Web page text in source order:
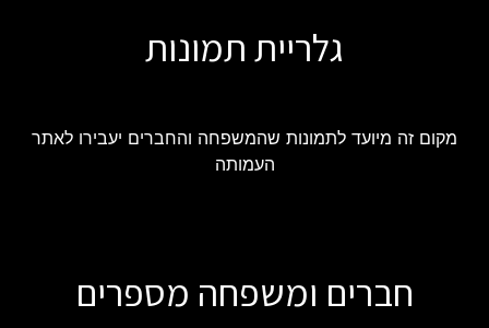
גלריית תמונות
מקום זה מיועד לתמונות שהמשפחה והחברים יעבירו לאתר
העמותה
חברים ומשפחה מספרים